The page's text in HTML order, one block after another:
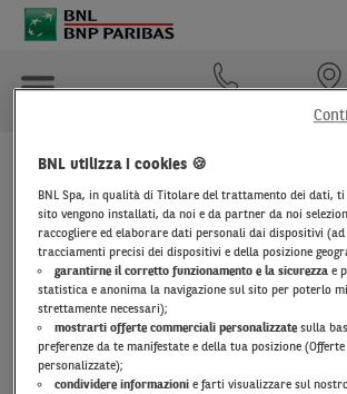
Dove
DOCUMENTI DI
TRASPARENZA
FINDOMESTIC
Informazione Europee di base sul
BNL utilizza i cookies 🍪
BNL Spa, in qualità di Titolare del trattamento dei dati, ti
sito vengono installati, da noi e da partner da noi
raccogliere ed elaborare dati personali dai dispositivi (ad
tracciamenti precisi dei dispositivi e della posizione
garantirne il corretto funzionamento e la sicurezza e
statistica e anonima la navigazione sul sito per poterlo
strettamente necessari);
mostrarti offerte commerciali personalizzate sulla
preferenze da te manifestate e della tua posizione
personalizzate);
condividere informazioni e farti visualizzare sul